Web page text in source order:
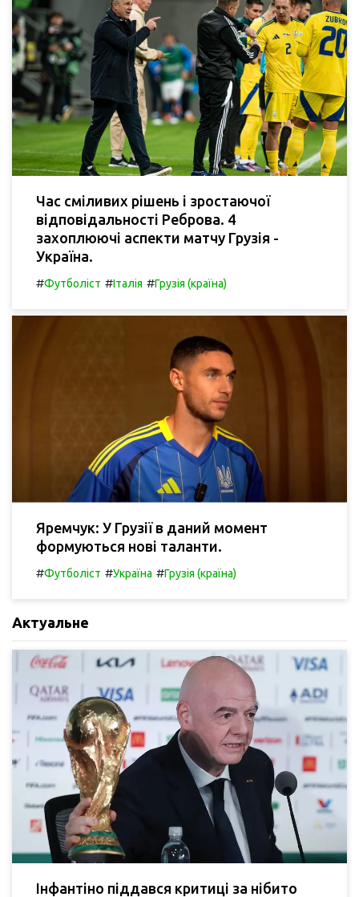
Час сміливих рішень і зростаючої
відповідальності Реброва. 4
захоплюючі аспекти матчу Грузія -
Україна.
#Футболіст #Італія #Грузія (країна)
Яремчук: У Грузії в даний момент
формуються нові таланти.
#Футболіст #Україна #Грузія (країна)
Актуальне
Інфантіно піддався критиці за нібито